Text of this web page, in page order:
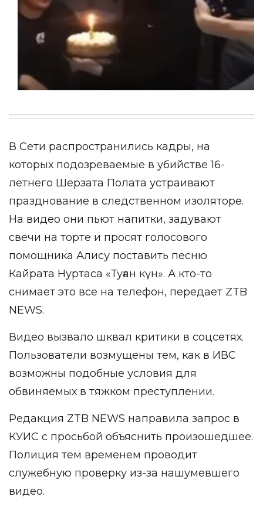
В Сети распространились кадры, на
которых подозреваемые в убийстве 16-
летнего Шерзата Полата устраивают
празднование в следственном изоляторе.
На видео они пьют напитки, задувают
свечи на торте и просят голосового
помощника Алису поставить песню
Кайрата Нуртаса «Туған күн». А кто-то
снимает это все на телефон, передает ZTB
NEWS.
Видео вызвало шквал критики в соцсетях.
Пользователи возмущены тем, как в ИВС
возможны подобные условия для
обвиняемых в тяжком преступлении.
Редакция ZTB NEWS направила запрос в
КУИС с просьбой объяснить произошедшее.
Полиция тем временем проводит
служебную проверку из-за нашумевшего
видео.